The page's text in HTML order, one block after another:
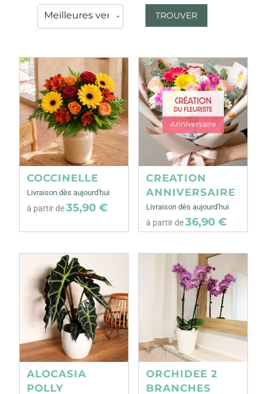
TROUVER
COCCINELLE
Livraison dès aujourd'hui
à partir de35,90 €
CREATION
ANNIVERSAIRE
Livraison dès aujourd'hui
à partir de36,90 €
ALOCASIA
POLLY
ORCHIDEE 2
BRANCHES